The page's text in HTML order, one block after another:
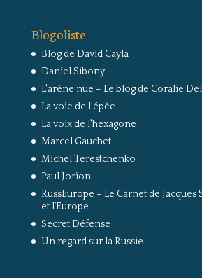
Blogoliste
Blog de David Cayla
Daniel Sibony
L'arêne nue – Le blog de Coralie
La voie de l'épée
La voix de l'hexagone
Marcel Gauchet
Michel Terestchenko
Paul Jorion
RussEurope – Le Carnet de Jacques
et l’Europe
Secret Défense
Un regard sur la Russie